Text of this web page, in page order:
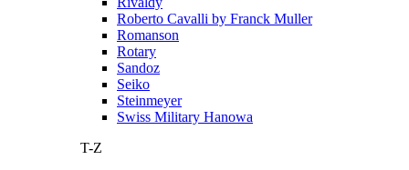
Roberto Cavalli by Franck Muller
Romanson
Rotary
Sandoz
Seiko
Steinmeyer
Swiss Military Hanowa
T-Z